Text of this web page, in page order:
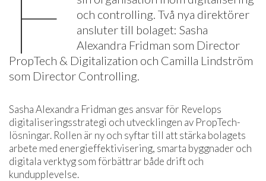
och controlling. Två nya direktörer
ansluter till bolaget: Sasha
Alexandra Fridman som Director
PropTech & Digitalization och Camilla Lindström
som Director Controlling.
Sasha Alexandra Fridman ges ansvar för Revelops
digitaliseringsstrategi och utvecklingen av PropTech-
lösningar. Rollen är ny och syftar till att stärka bolagets
arbete med energieffektivisering, smarta byggnader och
digitala verktyg som förbättrar både drift och
kundupplevelse.